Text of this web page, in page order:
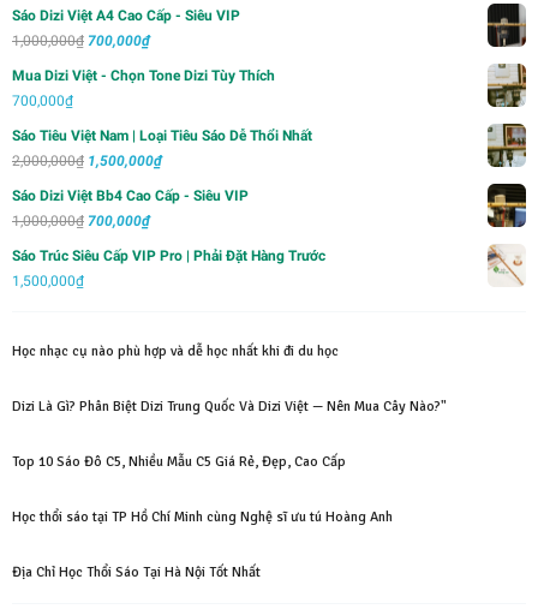
Sáo Dizi Việt A4 Cao Cấp - Siêu VIP
1,000,000₫ Giá
là:
700,000₫Giá
700,000₫.
Mua Dizi Việt - Chọn Tone Dizi Tùy Thích
700,000₫
Sáo Tiêu Việt Nam | Loại Tiêu Sáo Dễ Thổi Nhất
2,000,000₫ Giá
2,000,000₫.
1,500,000₫Giá
tại
1,500,000₫.
Sáo Dizi Việt Bb4 Cao Cấp - Siêu VIP
1,000,000₫ Giá
700,000₫Giá
Sáo Trúc Siêu Cấp VIP Pro | Phải Đặt Hàng Trước
1,500,000₫
Học nhạc cụ nào phù hợp và dễ học nhất khi đi du học
Dizi Là Gì? Phân Biệt Dizi Trung Quốc Và Dizi Việt — Nên Mua Cây Nào?"
Top 10 Sáo Đô C5, Nhiều Mẫu C5 Giá Rẻ, Đẹp, Cao Cấp
Học thổi sáo tại TP Hồ Chí Minh cùng Nghệ sĩ ưu tú Hoàng Anh
Địa Chỉ Học Thổi Sáo Tại Hà Nội Tốt Nhất